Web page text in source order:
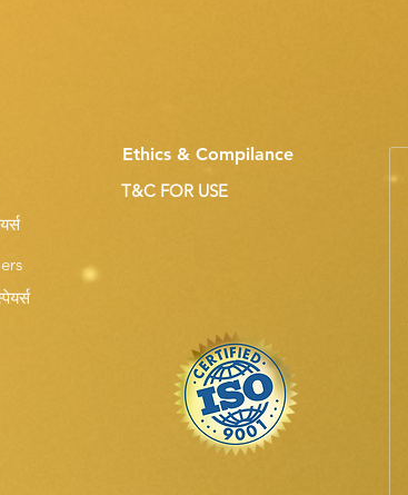
Ethics & Compilance
T&C FOR USE